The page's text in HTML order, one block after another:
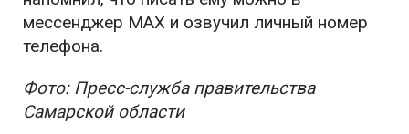
мессенджер MAX и озвучил личный номер
телефона.
Фото: Пресс-служба правительства
Самарской области